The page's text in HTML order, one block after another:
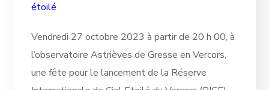
étoilé
Vendredi 27 octobre 2023 à partir de 20 h 00, à
l’observatoire Astrièves de Gresse en Vercors,
une fête pour le lancement de la Réserve